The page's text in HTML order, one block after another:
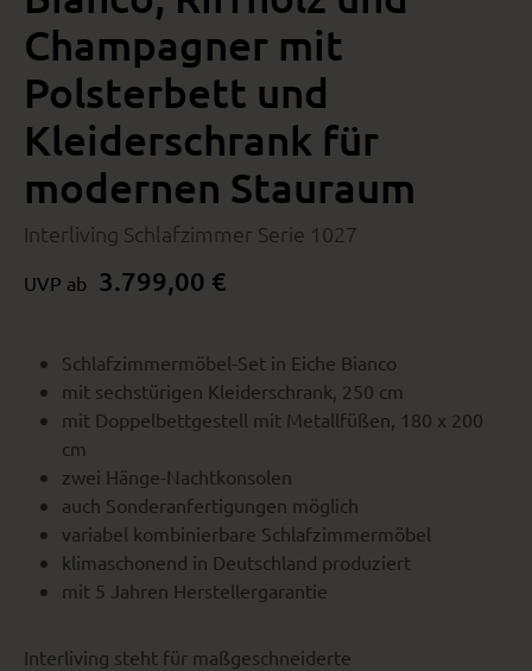
Champagner mit
Polsterbett und
Kleiderschrank für
modernen Stauraum
Interliving Schlafzimmer Serie 1027
UVP ab 3.799,00 €
Schlafzimmermöbel-Set in Eiche Bianco
mit sechstürigen Kleiderschrank, 250 cm
mit Doppelbettgestell mit Metallfüßen, 180 x 200
cm
zwei Hänge-Nachtkonsolen
auch Sonderanfertigungen möglich
variabel kombinierbare Schlafzimmermöbel
klimaschonend in Deutschland produziert
mit 5 Jahren Herstellergarantie
Interliving steht für maßgeschneiderte